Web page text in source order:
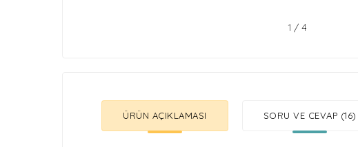
1 / 4
ÜRÜN AÇIKLAMASI SORU VE CEVAP (16)